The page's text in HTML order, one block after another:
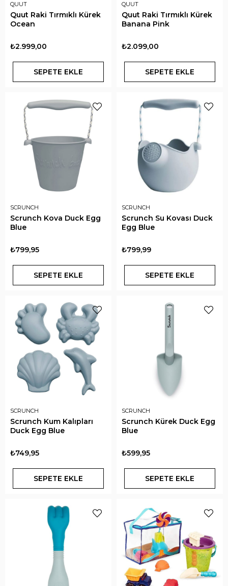
QUUT
Quut Raki Tırmıklı Kürek
Ocean
₺2.999,00
SEPETE EKLE
QUUT
Quut Raki Tırmıklı Kürek
Banana Pink
₺2.099,00
SEPETE EKLE
SCRUNCH
Scrunch Kova Duck Egg
Blue
₺799,95
SEPETE EKLE
SCRUNCH
Scrunch Su Kovası Duck
Egg Blue
₺799,99
SEPETE EKLE
SCRUNCH
Scrunch Kum Kalıpları
Duck Egg Blue
₺749,95
SEPETE EKLE
SCRUNCH
Scrunch Kürek Duck Egg
Blue
₺599,95
SEPETE EKLE